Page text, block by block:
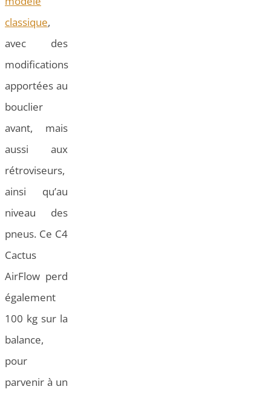
classique,
avec des
modifications
apportées au
bouclier
avant, mais
aussi aux
rétroviseurs,
ainsi qu’au
niveau des
pneus. Ce C4
Cactus
AirFlow perd
également
100 kg sur la
balance,
pour
parvenir à un